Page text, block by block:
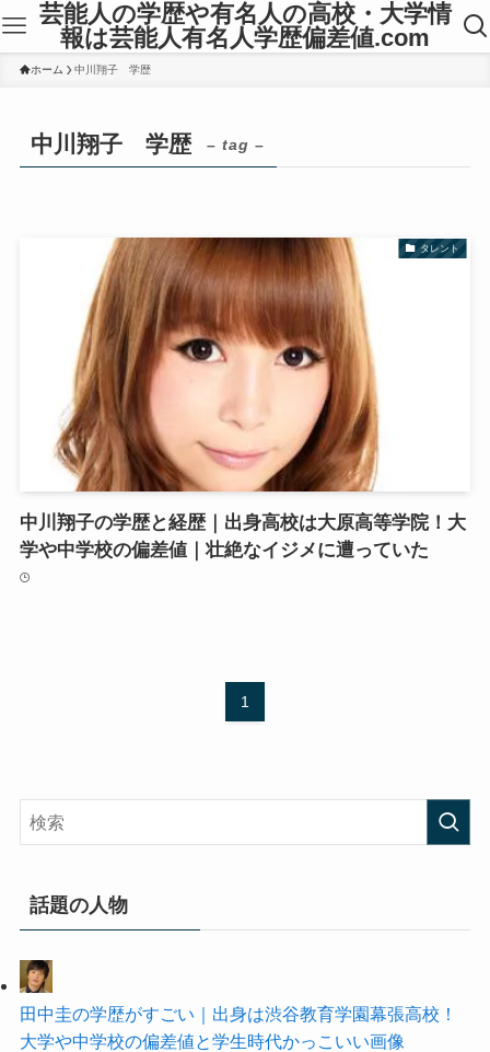
芸能人の学歴や有名人の高校・大学情
報は芸能人有名人学歴偏差値.com
ホーム 中川翔子 学歴
中川翔子 学歴 – tag –
タレント
中川翔子の学歴と経歴｜出身高校は大原高等学院！大
学や中学校の偏差値｜壮絶なイジメに遭っていた
1
話題の人物
田中圭の学歴がすごい｜出身は渋谷教育学園幕張高校！
大学や中学校の偏差値と学生時代かっこいい画像